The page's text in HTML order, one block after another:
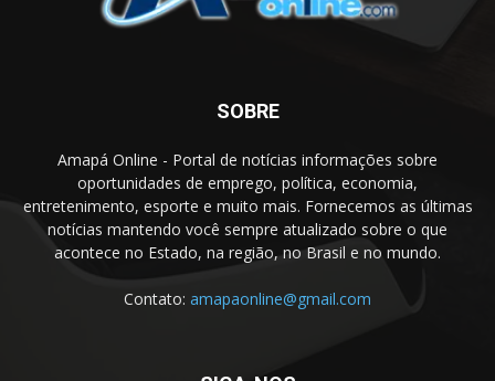
SOBRE
Amapá Online - Portal de notícias informações sobre
oportunidades de emprego, política, economia,
entretenimento, esporte e muito mais. Fornecemos as últimas
notícias mantendo você sempre atualizado sobre o que
acontece no Estado, na região, no Brasil e no mundo.
Contato: amapaonline@gmail.com